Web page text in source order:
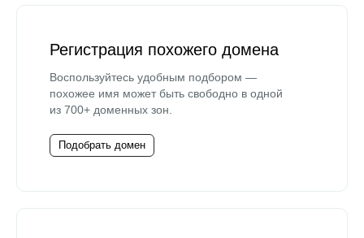
Регистрация похожего домена
Воспользуйтесь удобным подбором —
похожее имя может быть свободно в одной
из 700+ доменных зон.
Подобрать домен